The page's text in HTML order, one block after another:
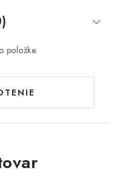
položke.